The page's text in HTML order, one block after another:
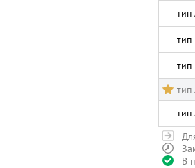
тип
тип
тип
тип
тип
В